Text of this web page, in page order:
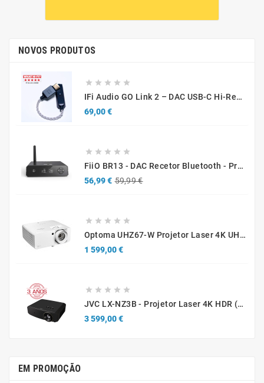
NOVOS PRODUTOS
    
IFi Audio GO Link 2 – DAC USB-C Hi-Res Portátil Para Smartphones, Tablets E Computadores
69,00 €Preço
    
FiiO BR13 - DAC Recetor Bluetooth - Promo
56,99 € 59,99 €
    
Optoma UHZ67-W Projetor Laser 4K UHD 4300 Lúmenes Branco
1 599,00 €Preço
    
JVC LX-NZ3B - Projetor Laser 4K HDR (Caixa Aberta / Demonstração)
3 599,00 €Preço
EM PROMOÇÃO